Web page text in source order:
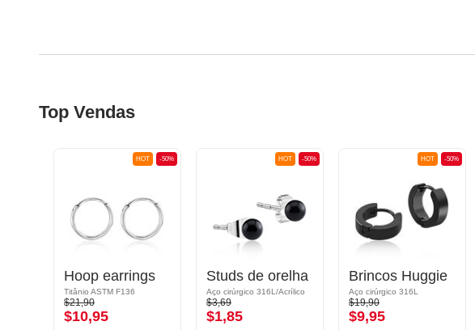
Top Vendas
-50%
HOT
Hoop earrings
Titânio ASTM F136
$21,90
$10,95
-50%
HOT
Studs de orelha
Aço cirúrgico 316L/Acrílico
$3,69
$1,85
-50%
HOT
Brincos Huggie
Aço cirúrgico 316L
$19,90
$9,95